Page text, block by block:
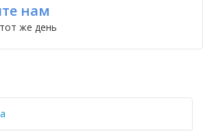
нам
же день